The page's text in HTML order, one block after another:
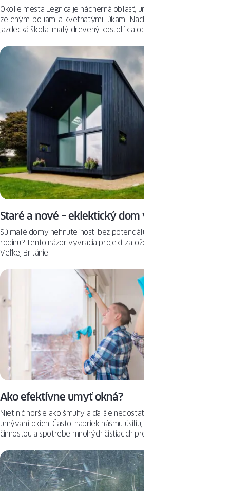
Okolie mesta Legnica je nádherná oblasť, umiestnená medzi
zelenými poliami a kvetnatými lúkami. Nachádza sa tu obľúbená
jazdecká škola, malý drevený kostolík a obyvatelia si užívajú ticho a
Staré a nové – eklektický dom vo Veľkej Británii
Sú malé domy nehnuteľnosti bez potenciálu pre rozrastajúcu sa
rodinu? Tento názor vyvracia projekt založený na kontrastoch z
Veľkej Británie.
Ako efektívne umyť okná?
Niet nič horšie ako šmuhy a ďalšie nedostatky, ktoré zostanú po
umývaní okien. Často, napriek nášmu úsiliu, času strávenému touto
činnosťou a spotrebe mnohých čistiacich prostriedkov, výsledok
preto chceme, aby vyzerali bezchybne. Efektívne umývanie skiel nie
je ťažké – stačí poznať niekoľko trikov, ktoré sú nielen účinné, ale aj
lacné a rýchle na realizáciu. Pred Veľkou nocou (a nielen vtedy) prídu
ako na zavolanie. Do práce!